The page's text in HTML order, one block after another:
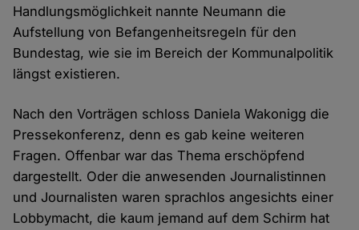
Handlungsmöglichkeit nannte Neumann die
Aufstellung von Befangenheitsregeln für den
Bundestag, wie sie im Bereich der Kommunalpolitik
längst existieren.
Nach den Vorträgen schloss Daniela Wakonigg die
Pressekonferenz, denn es gab keine weiteren
Fragen. Offenbar war das Thema erschöpfend
dargestellt. Oder die anwesenden Journalistinnen
und Journalisten waren sprachlos angesichts einer
Lobbymacht, die kaum jemand auf dem Schirm hat